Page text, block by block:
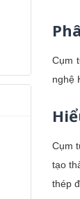
Cụm
nghệ
Cụm
tạo
thép